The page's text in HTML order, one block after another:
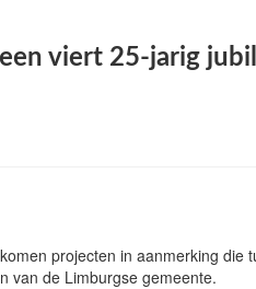
viert 25-jarig
projecten in aanmerking die
van de Limburgse gemeente.